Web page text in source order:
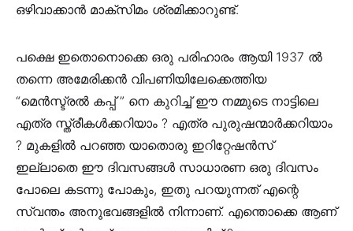
ഒഴിവാക്കാൻ മാക്സിമം ശ്രമിക്കാറുണ്ട്.
പക്ഷെ ഇതൊനൊക്കെ ഒരു പരിഹാരം ആയി 1937 ൽ
തന്നെ അമേരിക്കൻ വിപണിയിലേക്കെത്തിയ
“മെൻസ്ട്രൽ കപ്പ് ” നെ കുറിച്ച് ഈ നമ്മുടെ നാട്ടിലെ
എത്ര സ്ത്രീകൾക്കറിയാം ? എത്ര പുരുഷന്മാർക്കറിയാം
? മുകളിൽ പറഞ്ഞ യാതൊരു ഇറിറ്റേഷൻസ്
ഇല്ലാതെ ഈ ദിവസങ്ങൾ സാധാരണ ഒരു ദിവസം
പോലെ കടന്നു പോകും, ഇതു പറയുന്നത് എന്റെ
സ്വന്തം അനുഭവങ്ങളിൽ നിന്നാണ്. എന്തൊക്കെ ആണ്